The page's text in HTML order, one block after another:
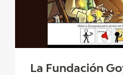
La Fundación